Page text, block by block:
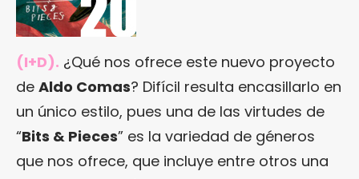
(I+D). ¿Qué nos ofrece este nuevo proyecto
de Aldo Comas? Difícil resulta encasillarlo en
un único estilo, pues una de las virtudes de
“Bits & Pieces” es la variedad de géneros
que nos ofrece, que incluye entre otros una